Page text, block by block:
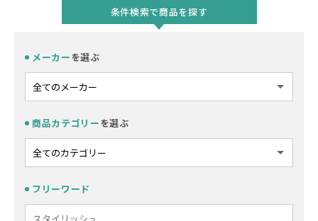
条件検索で商品を探す
メーカーを選ぶ
商品カテゴリーを選ぶ
フリーワード